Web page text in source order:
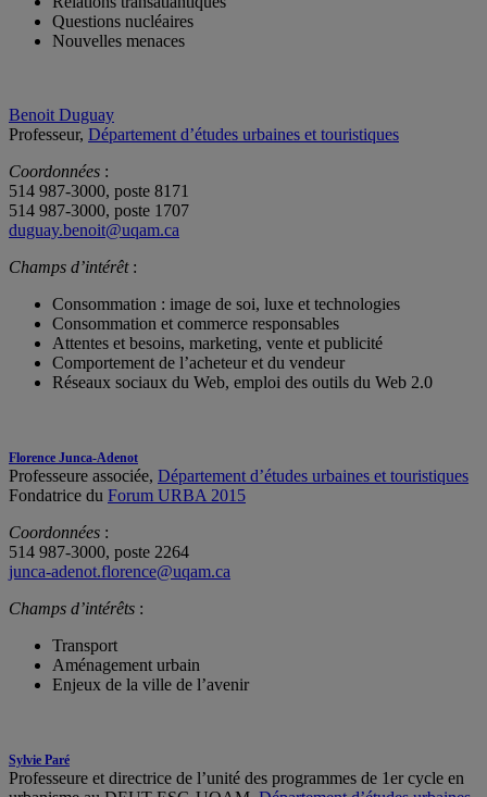
Questions nucléaires
Nouvelles menaces
Benoit Duguay
Professeur, Département d’études urbaines et touristiques
Coordonnées :
514 987-3000, poste 8171
514 987-3000, poste 1707
duguay.benoit@uqam.ca
Champs d’intérêt:
Consommation : image de soi, luxe et technologies
Consommation et commerce responsables
Attentes et besoins, marketing, vente et publicité
Comportement de l’acheteur et du vendeur
Réseaux sociaux du Web, emploi des outils du Web 2.0
Florence Junca-Adenot
Professeure associée, Département d’études urbaines et touristiques
Fondatrice du Forum URBA 2015
Coordonnées :
514 987-3000, poste 2264
junca-adenot.florence@uqam.ca
Champs d’intérêts :
Transport
Aménagement urbain
Enjeux de la ville de l’avenir
Sylvie Paré
Professeure et directrice de l’unité des programmes de 1er cycle en